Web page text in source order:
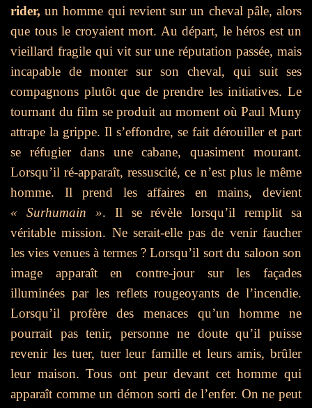
rider,un homme qui revient sur un cheval pâle, alors
que tous le croyaient mort. Au départ, le héros est un
vieillard fragile qui vit sur une réputation passée, mais
incapable de monter sur son cheval, qui suit ses
compagnons plutôt que de prendre les initiatives. Le
tournant du film se produit au moment où Paul Muny
attrape la grippe. Il s’effondre, se fait dérouiller et part
se réfugier dans une cabane, quasiment mourant.
Lorsqu’il ré-apparaît, ressuscité, ce n’est plus le même
homme. Il prend les affaires en mains, devient
« Surhumain ». Il se révèle lorsqu’il remplit sa
véritable mission. Ne serait-elle pas de venir faucher
les vies venues à termes ? Lorsqu’il sort du saloon son
image apparaît en contre-jour sur les façades
illuminées par les reflets rougeoyants de l’incendie.
Lorsqu’il profère des menaces qu’un homme ne
pourrait pas tenir, personne ne doute qu’il puisse
revenir les tuer, tuer leur famille et leurs amis, brûler
leur maison. Tous ont peur devant cet homme qui
apparaît comme un démon sorti de l’enfer. On ne peut